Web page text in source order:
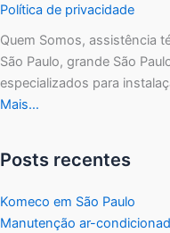
Política de privacidade
Quem Somos, assistência
São Paulo, grande São
especializados para
Mais…
Posts recentes
Komeco em São Paulo
Manutenção ar-